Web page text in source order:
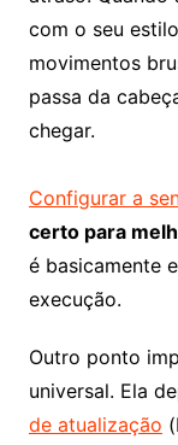
com o seu
movimentos
passa da
chegar.
Configurar a
certo para
é basicamente
execução.
Outro ponto
universal. Ela
de atualização